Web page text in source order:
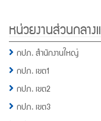
หน่วยงานส่วนกลา
กปภ. สำนักงานใหญ่
กปภ. เขต1
กปภ. เขต2
กปภ. เขต3